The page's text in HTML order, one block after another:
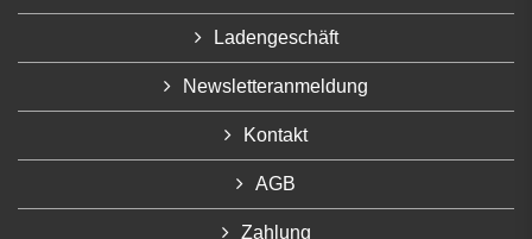
Ladengeschäft
Newsletteranmeldung
Kontakt
AGB
Zahlung